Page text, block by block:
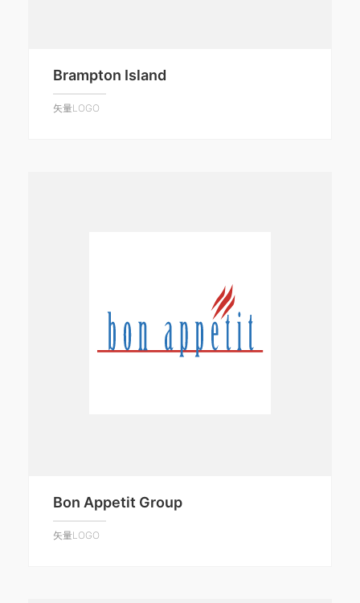
Brampton Island
矢量LOGO
Bon Appetit Group
矢量LOGO